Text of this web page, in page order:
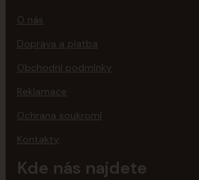
O nás
Doprava a platba
Obchodní podmínky
Reklamace
Ochrana soukromí
Kontakty
Kde nás najdete